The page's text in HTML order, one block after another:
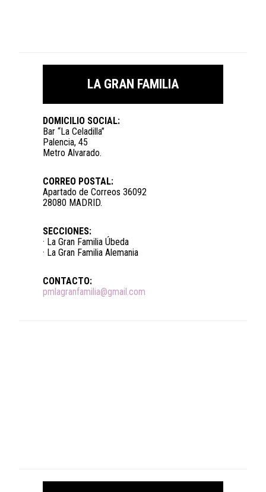
LA GRAN FAMILIA
DOMICILIO SOCIAL:
Bar “La Celadilla”
Palencia, 45
Metro Alvarado.
CORREO POSTAL:
Apartado de Correos 36092
28080 MADRID.
SECCIONES:
· La Gran Familia Úbeda
· La Gran Familia Alemania
CONTACTO:
pmlagranfamilia@gmail.com